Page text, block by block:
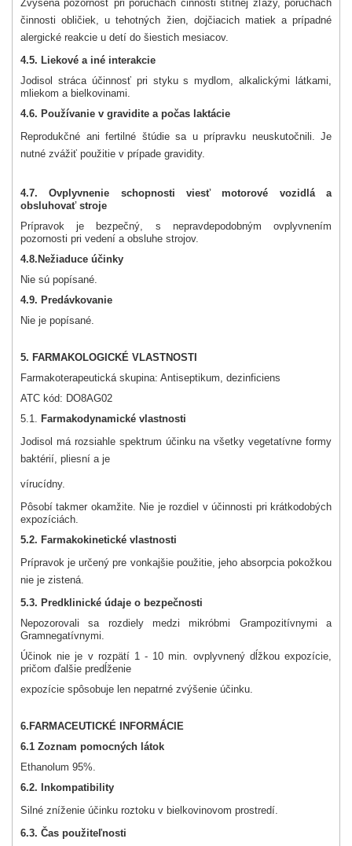
Zvýšená pozornosť pri poruchách činnosti štítnej žľazy, poruchách
činnosti obličiek, u tehotných žien, dojčiacich matiek a prípadné
alergické reakcie u detí do šiestich mesiacov.
4.5. Liekové a iné interakcie
Jodisol stráca účinnosť pri styku s mydlom, alkalickými látkami,
mliekom a bielkovinami.
4.6. Používanie v gravidite a počas laktácie
Reprodukčné ani fertilné štúdie sa u prípravku neuskutočnili. Je
nutné zvážiť použitie v prípade gravidity.
4.7. Ovplyvnenie schopnosti viesť motorové vozidlá a
obsluhovať stroje
Prípravok je bezpečný, s nepravdepodobným ovplyvnením
pozornosti pri vedení a obsluhe strojov.
4.8. Nežiaduce účinky
Nie sú popísané.
4.9. Predávkovanie
Nie je popísané.
5. FARMAKOLOGICKÉ VLASTNOSTI
Farmakoterapeutická skupina: Antiseptikum, dezinficiens
ATC kód: DO8AG02
5.1.
Farmakodynamické vlastnosti
Jodisol má rozsiahle spektrum účinku na všetky vegetatívne formy
baktérií, pliesní a je
vírucídny.
Pôsobí takmer okamžite. Nie je rozdiel v účinnosti pri krátkodobých
expozíciách.
5.2. Farmakokinetické vlastnosti
Prípravok je určený pre vonkajšie použitie, jeho absorpcia pokožkou
nie je zistená.
5.3. Predklinické údaje o bezpečnosti
Nepozorovali sa rozdiely medzi mikróbmi Grampozitívnymi a
Gramnegatívnymi.
Účinok nie je v rozpätí 1 - 10 min. ovplyvnený dĺžkou expozície,
pričom ďalšie predĺženie
expozície spôsobuje len nepatrné zvýšenie účinku.
6. FARMACEUTICKÉ INFORMÁCIE
6.1 Zoznam pomocných látok
Ethanolum 95%.
6.2. Inkompatibility
Silné zníženie účinku roztoku v bielkovinovom prostredí.
6.3. Čas použiteľnosti